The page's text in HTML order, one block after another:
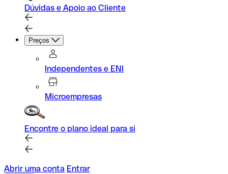
Dúvidas e Apoio ao Cliente
Preços
Independentes e ENI
Microempresas
Encontre o plano ideal para si
Abrir uma conta Entrar